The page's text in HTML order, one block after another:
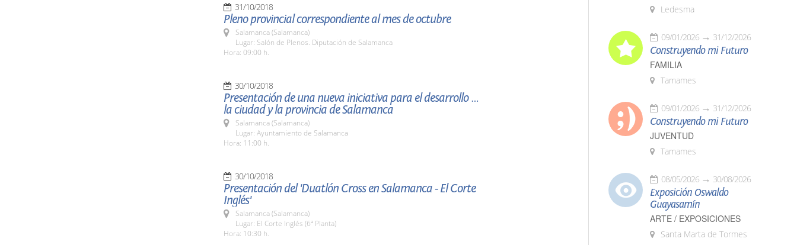
31/10/2018
Pleno provincial correspondiente al mes de octubre
Salamanca (Salamanca)
Lugar: Salón de Plenos. Diputación de Salamanca
Hora: 09:00 h.
30/10/2018
Presentación de una nueva iniciativa para el desarrollo de
la ciudad y la provincia de Salamanca
Salamanca (Salamanca)
Lugar: Ayuntamiento de Salamanca
Hora: 11:00 h.
30/10/2018
Presentación del 'Duatlón Cross en Salamanca - El Corte
Inglés'
Salamanca (Salamanca)
Lugar: El Corte Inglés (6ª Planta)
Hora: 10:30 h.
Ledesma
09/01/2026 31/12/2026
Construyendo mi Futuro
FAMILIA
Tamames
09/01/2026 31/12/2026
Construyendo mi Futuro
JUVENTUD
Tamames
08/05/2026 30/08/2026
Exposición Oswaldo
Guayasamín
ARTE / EXPOSICIONES
Santa Marta de Tormes